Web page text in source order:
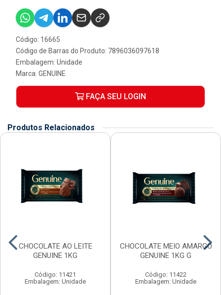
Código: 16665
Código de Barras do Produto: 7896036097618
Embalagem: Unidade
Marca: GENUINE
FAÇA SEU LOGIN
Produtos Relacionados
CHOCOLATE AO LEITE
GENUINE 1KG
Código: 11421
Embalagem: Unidade
CHOCOLATE MEIO AMARGO
GENUINE 1KG G
Código: 11422
Embalagem: Unidade